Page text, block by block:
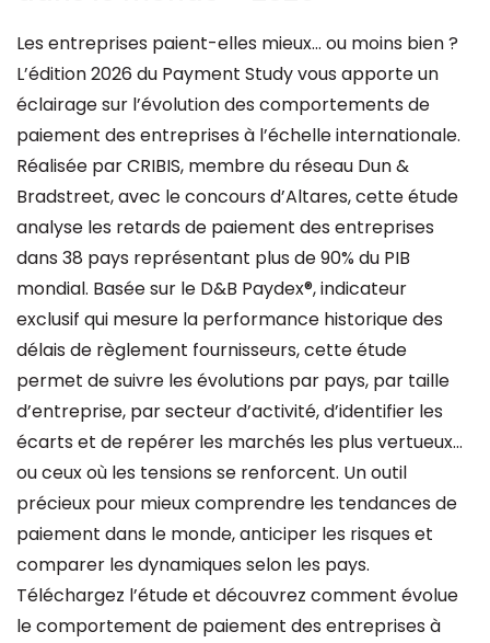
Les entreprises paient-elles mieux… ou moins bien ?
L’édition 2026 du Payment Study vous apporte un
éclairage sur l’évolution des comportements de
paiement des entreprises à l’échelle internationale.
Réalisée par CRIBIS, membre du réseau Dun &
Bradstreet, avec le concours d’Altares, cette étude
analyse les retards de paiement des entreprises
dans 38 pays représentant plus de 90% du PIB
mondial. Basée sur le D&B Paydex®, indicateur
exclusif qui mesure la performance historique des
délais de règlement fournisseurs, cette étude
permet de suivre les évolutions par pays, par taille
d’entreprise, par secteur d’activité, d’identifier les
écarts et de repérer les marchés les plus vertueux…
ou ceux où les tensions se renforcent. Un outil
précieux pour mieux comprendre les tendances de
paiement dans le monde, anticiper les risques et
comparer les dynamiques selon les pays.
Téléchargez l’étude et découvrez comment évolue
le comportement de paiement des entreprises à